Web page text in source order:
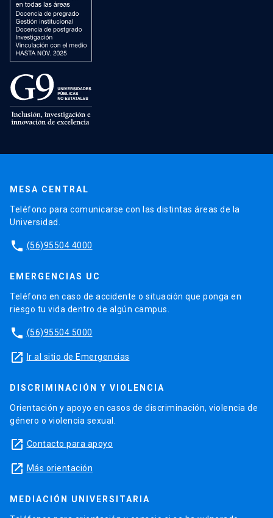
MESA CENTRAL
Teléfono para comunicarse con las distintas áreas de la
Universidad.
phone (56)95504 4000
EMERGENCIAS UC
Teléfono en caso de accidente o situación que ponga en
riesgo tu vida dentro de algún campus.
phone (56)95504 5000
launch Ir al sitio de Emergencias
DISCRIMINACIÓN Y VIOLENCIA
Orientación y apoyo en casos de discriminación, violencia de
género o violencia sexual.
launch Contacto para apoyo
launch Más orientación
MEDIACIÓN UNIVERSITARIA